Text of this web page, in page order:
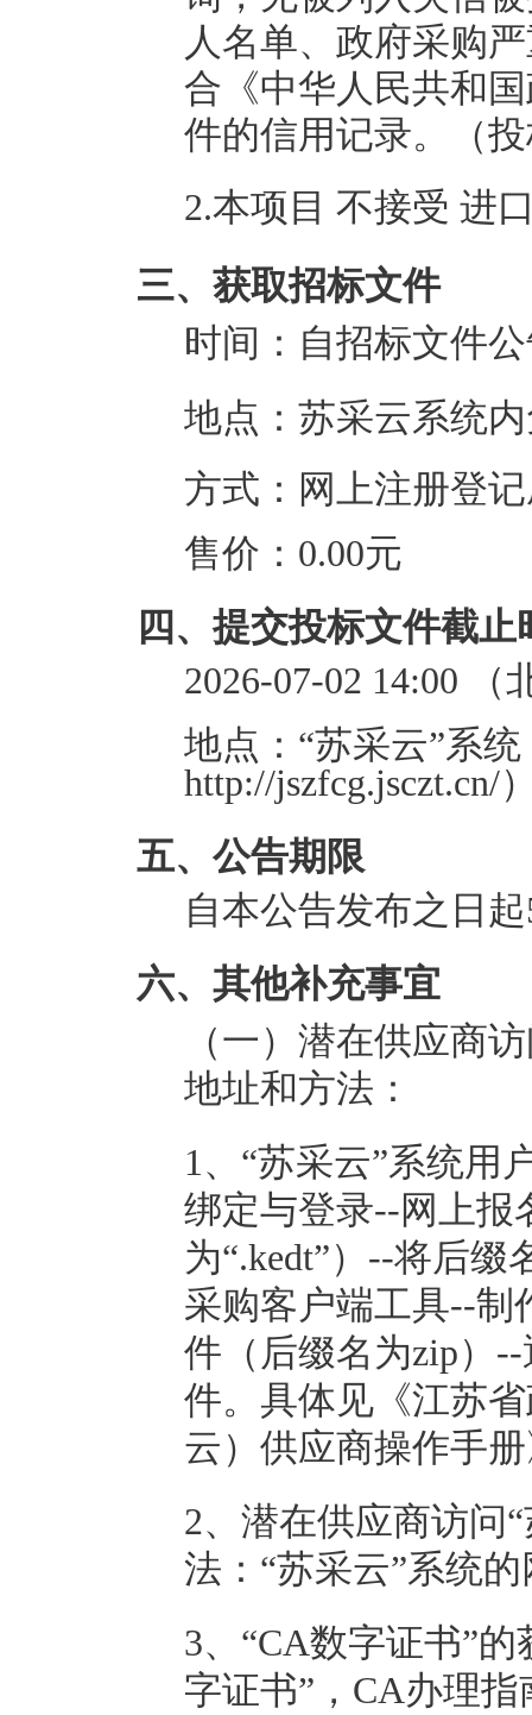
人名单、政府采购
合《中华人民共和
件的信用记录。（
2.本项目 不接受 进
三、获取招标文件
时间： 自招标文件
地点： 苏采云系统
方式： 网上注册登
售价： 0.00元
四、提交投标文件截
2026-07-02 14:00 （
地点： “苏采云”系
http://jszfcg.jsczt.cn/
五、公告期限
自本公告发布之日
六、其他补充事宜
（一） 潜在供应商
地址和方法：
1、“苏采云”系统用
绑定与登录--网上报
为“.kedt”）--将后缀
采购客户端工具--制
件（后缀名为zip）
件。具体见《江苏
云）供应商操作手
2、潜在供应商访问
法：“苏采云”系统
3、“CA数字证书”
字证书”，CA办理